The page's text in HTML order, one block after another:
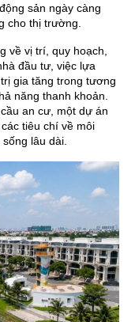
sản ngày càng
cho thị trường.
về vị trí, quy hoạch,
đầu tư, việc lựa
gia tăng trong tương
năng thanh khoản.
an cư, một dự án
tiêu chí về môi
lâu dài.